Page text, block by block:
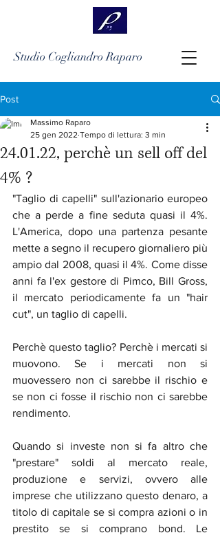
Studio Cogliandro Raparo
Post
24.01.22, perchè un sell off del
4% ?
Massimo Raparo
25 gen 2022 Tempo di lettura: 3 min
"Taglio di capelli" sull'azionario europeo
che a perde a fine seduta quasi il 4%.
L'America, dopo una partenza pesante
mette a segno il recupero giornaliero più
ampio dal 2008, quasi il 4%. Come disse
anni fa l'ex gestore di Pimco, Bill Gross,
il mercato periodicamente fa un "hair
cut", un taglio di capelli.
Perchè questo taglio? Perchè i mercati si
muovono. Se i mercati non si
muovessero non ci sarebbe il rischio e
se non ci fosse il rischio non ci sarebbe
rendimento.
Quando si investe non si fa altro che
"prestare" soldi al mercato reale,
produzione e servizi, ovvero alle
imprese che utilizzano questo denaro, a
titolo di capitale se si compra azioni o in
prestito se si comprano bond. Le